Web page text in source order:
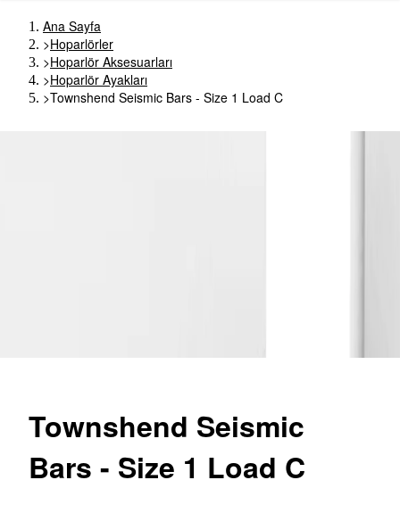
Ana Sayfa
>Hoparlörler
>Hoparlör Aksesuarları
>Hoparlör Ayakları
>Townshend Seismic Bars - Size 1 Load C
Townshend Seismic
Bars - Size 1 Load C